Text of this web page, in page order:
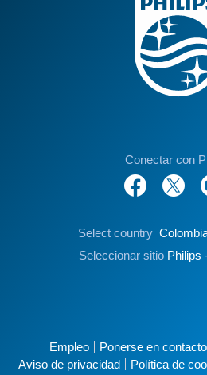
Conectar con
Select country
Seleccionar sitio Philips
Empleo Ponerse en
Aviso de privacidad
Política de